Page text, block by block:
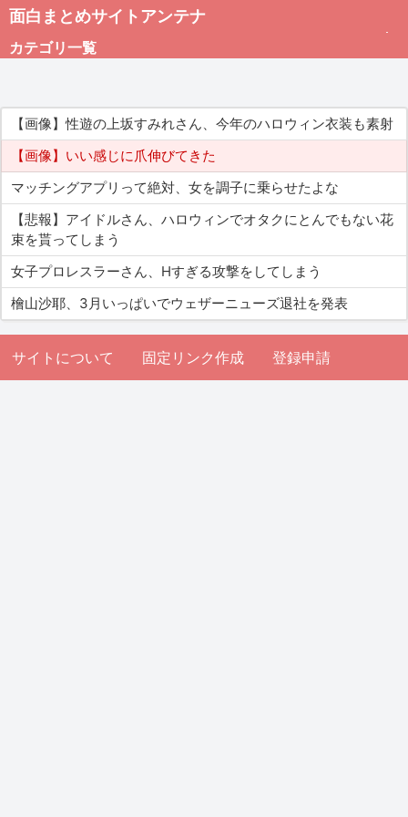
面白まとめサイトアンテナ
カテゴリ一覧
総合
アダルト
【画像】性遊の上坂すみれさん、今年のハロウィン衣装も素射
【画像】いい感じに爪伸びてきた
マッチングアプリって絶対、女を調子に乗らせたよな
【悲報】アイドルさん、ハロウィンでオタクにとんでもない花
束を貰ってしまう
女子プロレスラーさん、Hすぎる攻撃をしてしまう
檜山沙耶、3月いっぱいでウェザーニューズ退社を発表
サイトについて 固定リンク作成 登録申請